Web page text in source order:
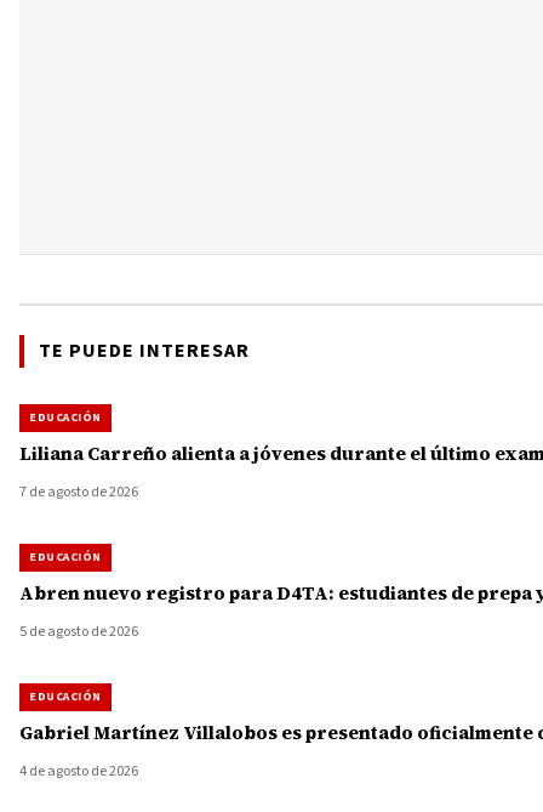
TE PUEDE INTERESAR
EDUCACIÓN
Liliana Carreño alienta a jóvenes durante el último
7 de agosto de 2026
EDUCACIÓN
Abren nuevo registro para D4TA: estudiantes de
5 de agosto de 2026
EDUCACIÓN
Gabriel Martínez Villalobos es presentado
4 de agosto de 2026